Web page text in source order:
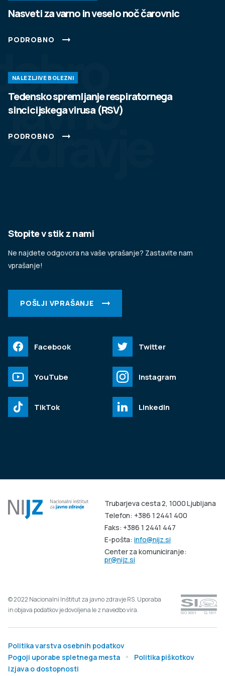
javno
zdravje
Nasveti za varno in veselo noč čarovnic
PODROBNO
NALEZLJIVE BOLEZNI
Tedensko spremljanje respiratornega
sincicijskega virusa (RSV)
PODROBNO
Trubarjeva cesta 2, 1000 Ljubljana
Telefon: +386 1 2441 400
Faks: +386 1 2441 447
E-pošta:info@nijz.si
Center za komuniciranje:
pr@nijz.si
Politika varstva osebnih podatkov
Pogoji uporabe spletnega mesta
Politika piškotkov
Izjava o dostopnosti
© 2022 Nacionalni Inštitut za javno zdravje RS. Uporaba
in objava podatkov je dovoljena le z navedbo vira.
Stopite v stik z nami
Ne najdete odgovora na vaše vprašanje? Zastavite nam
vprašanje!
POŠLJI VPRAŠANJE
Facebook Twitter
YouTube Instagram
TikTok LinkedIn